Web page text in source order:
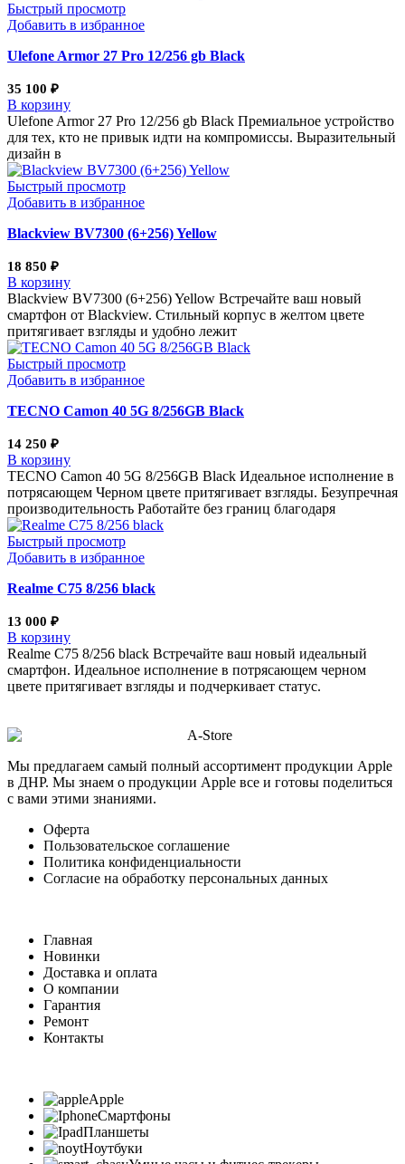
Быстрый просмотр
Добавить в избранное
Ulefone Armor 27 Pro 12/256 gb Black
35 100 ₽
В корзину
Ulefone Armor 27 Pro 12/256 gb Black Премиальное устройство
для тех, кто не привык идти на компромиссы. Выразительный
дизайн в
Быстрый просмотр
Добавить в избранное
Blackview BV7300 (6+256) Yellow
18 850 ₽
В корзину
Blackview BV7300 (6+256) Yellow Встречайте ваш новый
смартфон от Blackview. Стильный корпус в желтом цвете
притягивает взгляды и удобно лежит
Быстрый просмотр
Добавить в избранное
TECNO Camon 40 5G 8/256GB Black
14 250 ₽
В корзину
TECNO Camon 40 5G 8/256GB Black Идеальное исполнение в
потрясающем Черном цвете притягивает взгляды. Безупречная
производительность Работайте без границ благодаря
Быстрый просмотр
Добавить в избранное
Realme С75 8/256 black
13 000 ₽
В корзину
Realme С75 8/256 black Встречайте ваш новый идеальный
смартфон. Идеальное исполнение в потрясающем черном
цвете притягивает взгляды и подчеркивает статус.
Мы предлагаем самый полный ассортимент продукции Apple
в ДНР. Мы знаем о продукции Apple все и готовы поделиться
с вами этими знаниями.
Оферта
Пользовательское соглашение
Политика конфиденциальности
Согласие на обработку персональных данных
Главная
Новинки
Доставка и оплата
О компании
Гарантия
Ремонт
Контакты
Apple
Смартфоны
Планшеты
Ноутбуки